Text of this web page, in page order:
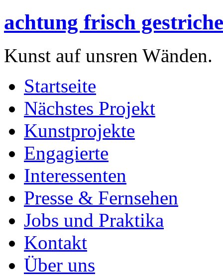
achtung frisch
Kunst auf unsren Wänden.
Startseite
Nächstes Projekt
Kunstprojekte
Engagierte
Interessenten
Presse & Fernsehen
Jobs und Praktika
Kontakt
Über uns